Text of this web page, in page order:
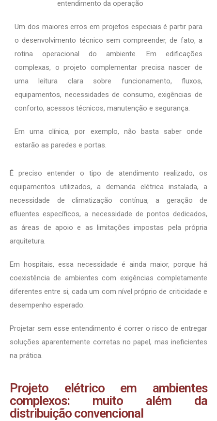
Um dos maiores erros em projetos especiais é partir para
o desenvolvimento técnico sem compreender, de fato, a
rotina operacional do ambiente. Em edificações
complexas, o projeto complementar precisa nascer de
uma leitura clara sobre funcionamento, fluxos,
equipamentos, necessidades de consumo, exigências de
conforto, acessos técnicos, manutenção e segurança.
Em uma clínica, por exemplo, não basta saber onde
estarão as paredes e portas.
É preciso entender o tipo de atendimento realizado, os
equipamentos utilizados, a demanda elétrica instalada, a
necessidade de climatização contínua, a geração de
efluentes específicos, a necessidade de pontos dedicados,
as áreas de apoio e as limitações impostas pela própria
arquitetura.
Em hospitais, essa necessidade é ainda maior, porque há
coexistência de ambientes com exigências completamente
diferentes entre si, cada um com nível próprio de criticidade e
desempenho esperado.
Projetar sem esse entendimento é correr o risco de entregar
soluções aparentemente corretas no papel, mas ineficientes
na prática.
Projeto elétrico em ambientes
complexos: muito além da
distribuição convencional